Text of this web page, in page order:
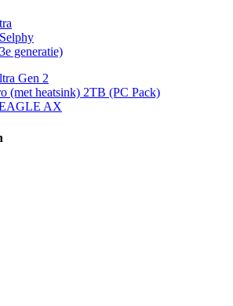
generatie)
Gen 2
(met heatsink) 2TB (PC Pack)
AX